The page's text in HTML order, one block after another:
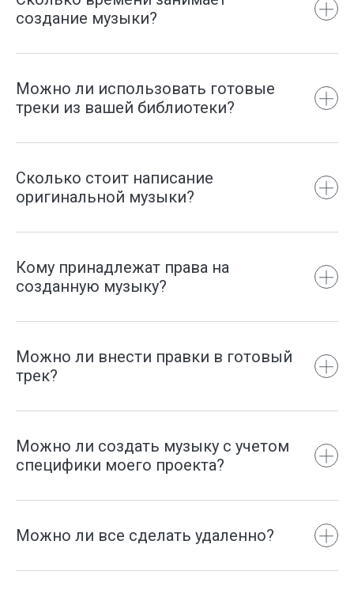
создание музыки?
Можно ли использовать готовые
треки из вашей библиотеки?
Сколько стоит написание
оригинальной музыки?
Кому принадлежат права на
созданную музыку?
Можно ли внести правки в готовый
трек?
Можно ли создать музыку с учетом
специфики моего проекта?
Можно ли все сделать удаленно?